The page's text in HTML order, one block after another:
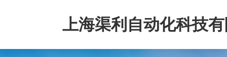
上海渠利自动化科技